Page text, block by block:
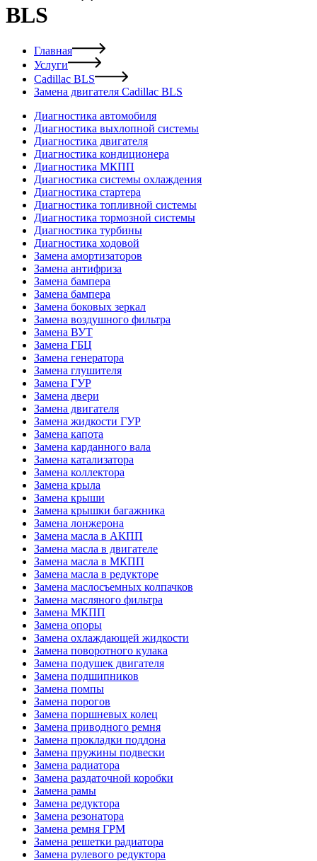
BLS
Главная
Услуги
Cadillac BLS
Замена двигателя Cadillac BLS
Диагностика автомобиля
Диагностика выхлопной системы
Диагностика двигателя
Диагностика кондиционера
Диагностика МКПП
Диагностика системы охлаждения
Диагностика стартера
Диагностика топливной системы
Диагностика тормозной системы
Диагностика турбины
Диагностика ходовой
Замена амортизаторов
Замена антифриза
Замена бампера
Замена бампера
Замена боковых зеркал
Замена воздушного фильтра
Замена ВУТ
Замена ГБЦ
Замена генератора
Замена глушителя
Замена ГУР
Замена двери
Замена двигателя
Замена жидкости ГУР
Замена капота
Замена карданного вала
Замена катализатора
Замена коллектора
Замена крыла
Замена крыши
Замена крышки багажника
Замена лонжерона
Замена масла в АКПП
Замена масла в двигателе
Замена масла в МКПП
Замена масла в редукторе
Замена маслосъемных колпачков
Замена масляного фильтра
Замена МКПП
Замена опоры
Замена охлаждающей жидкости
Замена поворотного кулака
Замена подушек двигателя
Замена подшипников
Замена помпы
Замена порогов
Замена поршневых колец
Замена приводного ремня
Замена прокладки поддона
Замена пружины подвески
Замена радиатора
Замена раздаточной коробки
Замена рамы
Замена редуктора
Замена резонатора
Замена ремня ГРМ
Замена решетки радиатора
Замена рулевого редуктора